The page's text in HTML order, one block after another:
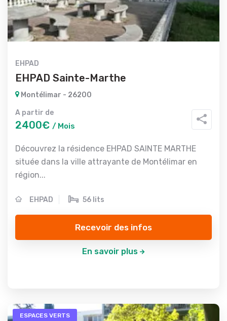
EHPAD
EHPAD Sainte-Marthe
Montélimar - 26200
A partir de
2400€ / Mois
Découvrez la résidence EHPAD SAINTE MARTHE
située dans la ville attrayante de Montélimar en
région...
EHPAD 56 lits
Recevoir des infos
En savoir plus
ESPACES VERTS